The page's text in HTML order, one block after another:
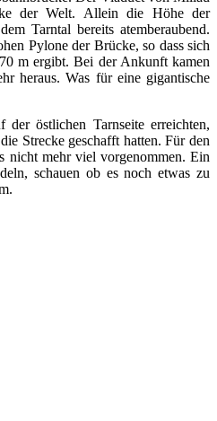
der Welt. Allein die Höhe der
Tarntal bereits atemberaubend.
Pylone der Brücke, so dass sich
m ergibt. Bei der Ankunft kamen
heraus. Was für eine gigantische
östlichen Tarnseite erreichten,
Strecke geschafft hatten. Für den
nicht mehr viel vorgenommen. Ein
schauen ob es noch etwas zu